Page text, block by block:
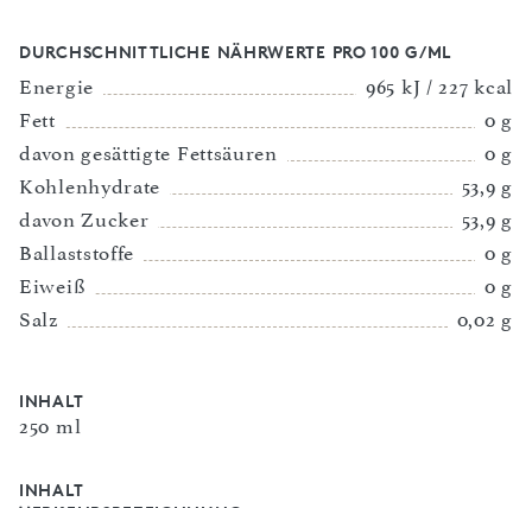
DURCHSCHNITTLICHE NÄHRWERTE PRO 100 G/ML
Energie
965 kJ / 227 kcal
Fett
0 g
davon gesättigte Fettsäuren
0 g
Kohlenhydrate
53,9 g
davon Zucker
53,9 g
Ballaststoffe
0 g
Eiweiß
0 g
Salz
0,02 g
INHALT
250 ml
INHALT